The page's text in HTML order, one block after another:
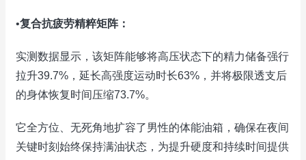
•复合抗疲劳精粹矩阵：
实测数据显示，该矩阵能够将高压状态下的精力储备强行
拉升39.7%，延长高强度运动时长63%，并将极限透支后
的身体恢复时间压缩73.7%。
它全方位、无死角地扩容了男性的体能油箱，确保在夜间
关键时刻始终保持满油状态，为提升硬度和持续时间提供